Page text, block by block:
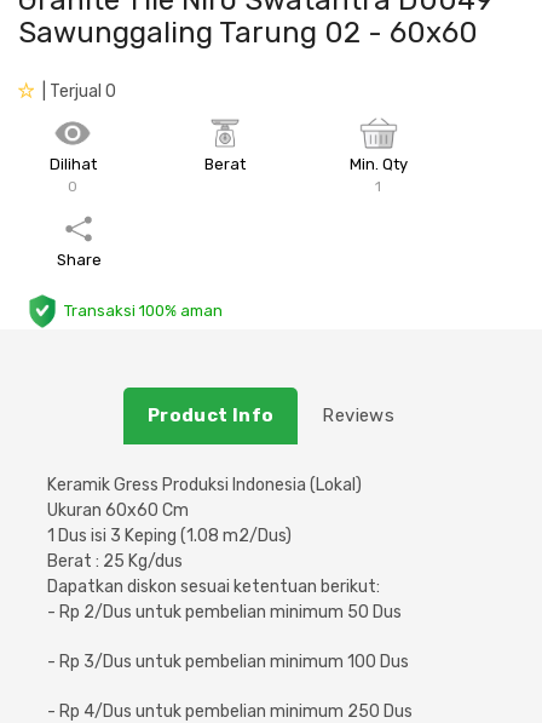
Plafon & Partisi
Aksesoris Dapur
Konstruksi
Atap & Lantai
Cat dan Kimia
Saniter
Material Alam
Produk Pracetak
Sistem Elektrikal
Lampu & Listrik
Sawunggaling Tarung 02 - 60x60
| Terjual 0
Dilihat
0
Berat Min. Qty
1
Share
Transaksi 100% aman
Product Info Reviews
Keramik Gress Produksi Indonesia (Lokal)
Ukuran 60x60 Cm
1 Dus isi 3 Keping (1.08 m2/Dus)
Berat : 25 Kg/dus
Dapatkan diskon sesuai ketentuan berikut:
- Rp 2/Dus untuk pembelian minimum 50 Dus
- Rp 3/Dus untuk pembelian minimum 100 Dus
- Rp 4/Dus untuk pembelian minimum 250 Dus